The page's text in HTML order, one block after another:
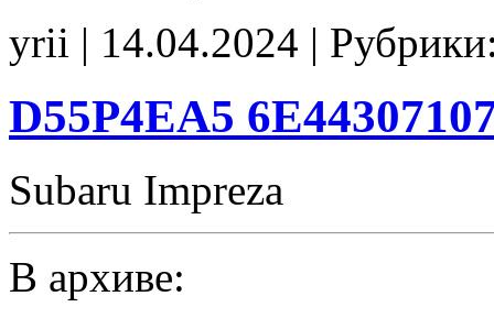
yrii | 14.04.2024 |
D55P4EA5
Subaru Impreza
В архиве: